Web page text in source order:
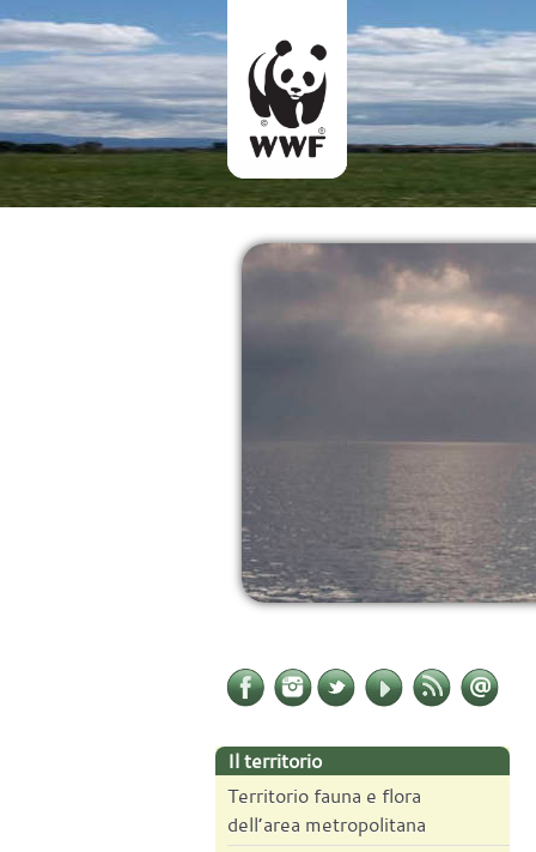
Il territorio
Territorio fauna e flora
dell’area metropolitana